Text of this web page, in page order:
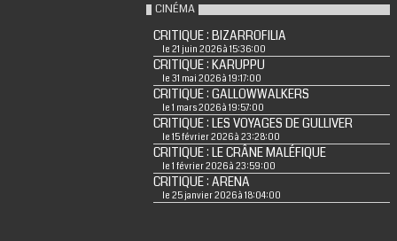
CINÉMA
CRITIQUE : BIZARROFILIA
le 21 juin 2026 à 15:36:00
CRITIQUE : KARUPPU
le 31 mai 2026 à 19:17:00
CRITIQUE : GALLOWWALKERS
le 1 mars 2026 à 19:57:00
CRITIQUE : LES VOYAGES DE GULLIVER
le 15 février 2026 à 23:28:00
CRITIQUE : LE CRÂNE MALÉFIQUE
le 1 février 2026 à 23:59:00
CRITIQUE : ARENA
le 25 janvier 2026 à 18:04:00